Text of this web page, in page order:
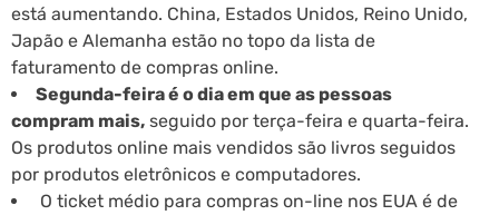
está aumentando. China, Estados Unidos, Reino Unido,
Japão e Alemanha estão no topo da lista de
faturamento de compras online.
Segunda-feira é o dia em que as pessoas
compram mais, seguido por terça-feira e quarta-feira.
Os produtos online mais vendidos são livros seguidos
por produtos eletrônicos e computadores.
O ticket médio para compras on-line nos EUA é de